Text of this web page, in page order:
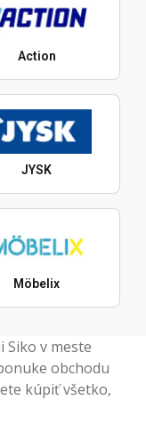
Action
JYSK
Möbelix
Siko v meste
obchodu
kúpiť všetko,